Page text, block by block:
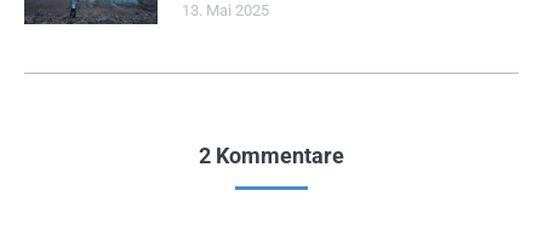
13. Mai 2025
2 Kommentare